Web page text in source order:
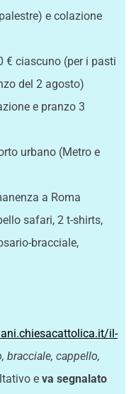
e colazione
€ ciascuno (per i pasti
del 2 agosto)
e pranzo 3
urbano (Metro e
a Roma
safari, 2 t-shirts,
bracciale,
il-
bracciale, cappello,
e va segnalato